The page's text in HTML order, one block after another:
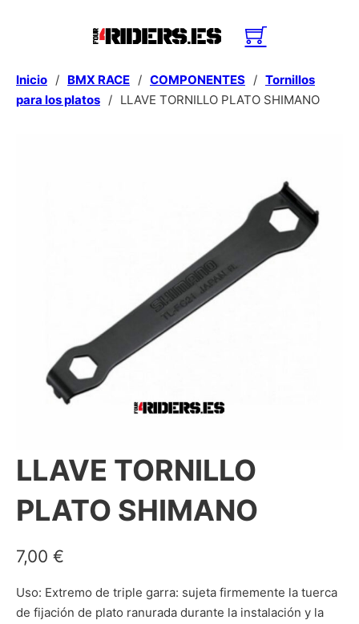
Inicio / BMX RACE / COMPONENTES / Tornillos
para los platos / LLAVE TORNILLO PLATO SHIMANO
LLAVE TORNILLO
PLATO SHIMANO
7,00 €
Uso: Extremo de triple garra: sujeta firmemente la tuerca
de fijación de plato ranurada durante la instalación y la